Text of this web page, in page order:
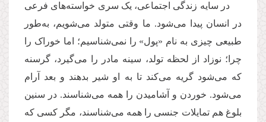
در سایه زندگی اجتماعی، یک‌ سری خواسته‌های فرعی
در انسان پیدا می‌شود. ما وقتی متولد می‌شویم، به‌طور
طبیعی چیزی به نام «پول» را نمی‌شناسیم؛ اما خوراک را
چرا؛ نوزاد از لحظه تولد، سینه مادر را می‌گیرد، گرسنه
که می‌شود گریه می‌کند تا به او شیر بدهند و بعد آرام
می‌شود. خوردن و آشامیدن را همه می‌شناسند. در سنین
بلوغ هم تمایلات جنسی را همه می‌شناسند، مگر کسی که